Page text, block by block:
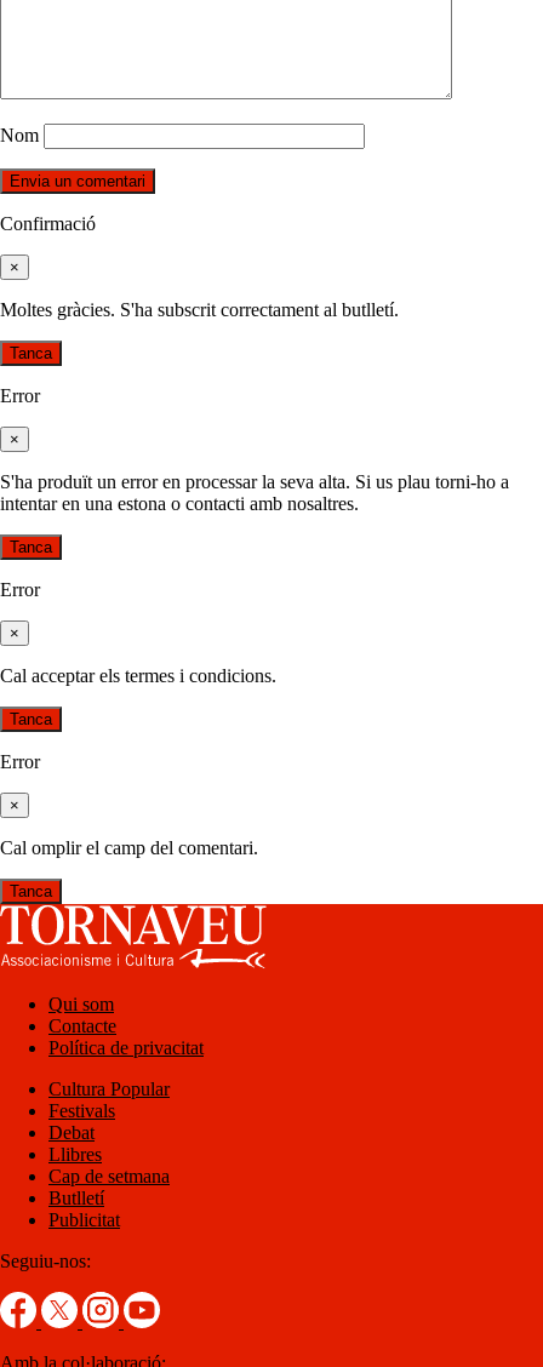
Nom
Confirmació
×
Moltes gràcies. S'ha subscrit correctament al butlletí.
Tanca
Error
×
S'ha produït un error en processar la seva alta. Si us plau torni-ho a
intentar en una estona o contacti amb nosaltres.
Tanca
Error
×
Cal acceptar els termes i condicions.
Tanca
Error
×
Cal omplir el camp del comentari.
Tanca
Qui som
Contacte
Política de privacitat
Cultura Popular
Festivals
Debat
Llibres
Cap de setmana
Butlletí
Publicitat
Seguiu-nos:
Amb la col·laboració: